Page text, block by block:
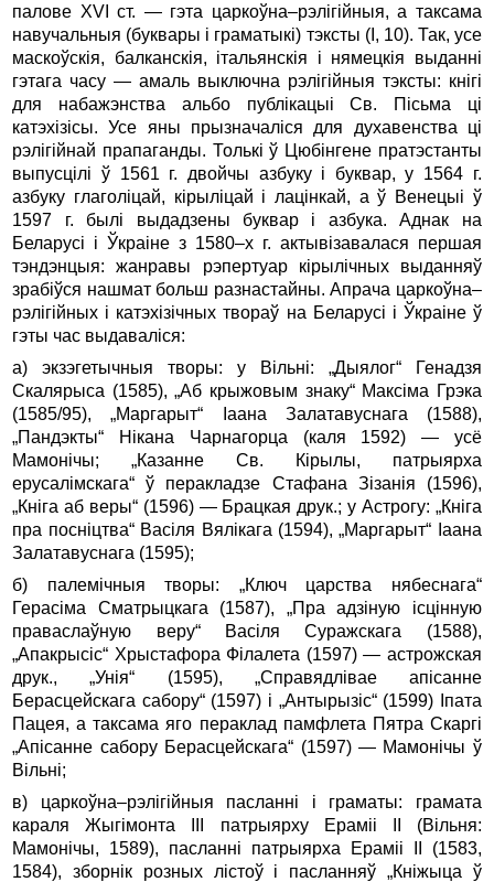
палове XVI ст. — гэта царкоўна–рэлігійныя, а таксама
навучальныя (буквары і граматыкі) тэксты (I, 10). Так, усе
маскоўскія, балканскія, італьянскія і нямецкія выданні
гэтага часу — амаль выключна рэлігійныя тэксты: кнігі
для набажэнства альбо публікацыі Св. Пісьма ці
катэхізісы. Усе яны прызначаліся для духавенства ці
рэлігійнай прапаганды. Толькі ў Цю­бін­гене пратэстанты
выпусцілі ў 1561 г. двойчы азбуку і буквар, у 1564 г.
азбуку глаголіцай, кірыліцай і лацінкай, а ў Венецыі ў
1597 г. былі выдадзены буквар і азбука. Аднак на
Беларусі і Ўкраіне з 1580–х г. актывізавалася першая
тэндэнцыя: жанравы рэпертуар кірылічных выданняў
зрабіўся нашмат больш разнастайны. Апрача царкоўна–
рэлігійных і катэхізічных твораў на Беларусі і Ўкраіне ў
гэты час выдаваліся:
а) экзэгетычныя творы: у Вільні: „Дыялог“ Генадзя
Скалярыса (1585), „Аб крыжовым знаку“ Максіма Грэка
(1585/95), „Маргарыт“ Іаана Залатавуснага (1588),
„Пандэкты“ Нікана Чарнагорца (каля 1592) — усё
Мамонічы; „Казанне Св. Кірылы, патрыярха
ерусалімскага“ ў перакладзе Стафана Зізанія (1596),
„Кніга аб веры“ (1596) — Брацкая друк.; у Астрогу: „Кніга
пра посніцтва“ Васіля Вялікага (1594), „Маргарыт“ Іаана
Залатавуснага (1595);
б) палемічныя творы: „Ключ царства нябеснага“
Герасіма Сматрыцкага (1587), „Пра адзіную ісцінную
праваслаўную веру“ Васіля Суражскага (1588),
„Апакрысіс“ Хрыстафора Філалета (1597) — астрожская
друк., „Унія“ (1595), „Справядлівае апісанне
Берасцейскага сабору“ (1597) і „Антырызіс“ (1599) Іпата
Пацея, а таксама яго пераклад памфлета Пятра Скаргі
„Апісанне сабору Берасцейскага“ (1597) — Мамонічы ў
Вільні;
в) царкоўна–рэлігійныя пасланні і граматы: грамата
караля Жыгімонта III патрыярху Ераміі II (Вільня:
Мамонічы, 1589), пасланні патрыярха Ераміі II (1583,
1584), зборнік розных лістоў і пасланняў „Кніжыца ў